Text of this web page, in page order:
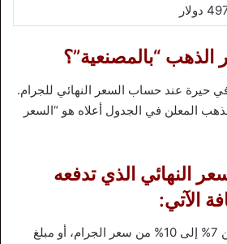
دولار
“بالمصنعية”؟
حيرة عند حساب السعر النهائي للجرام.
المعلن في الجدول أعلاه هو “السعر
النهائي الذي تدفعه
الآتي:
المصنعية: تتراوح عادة بين 7% إلى 10% من سعر الجرام، أو مبلغ